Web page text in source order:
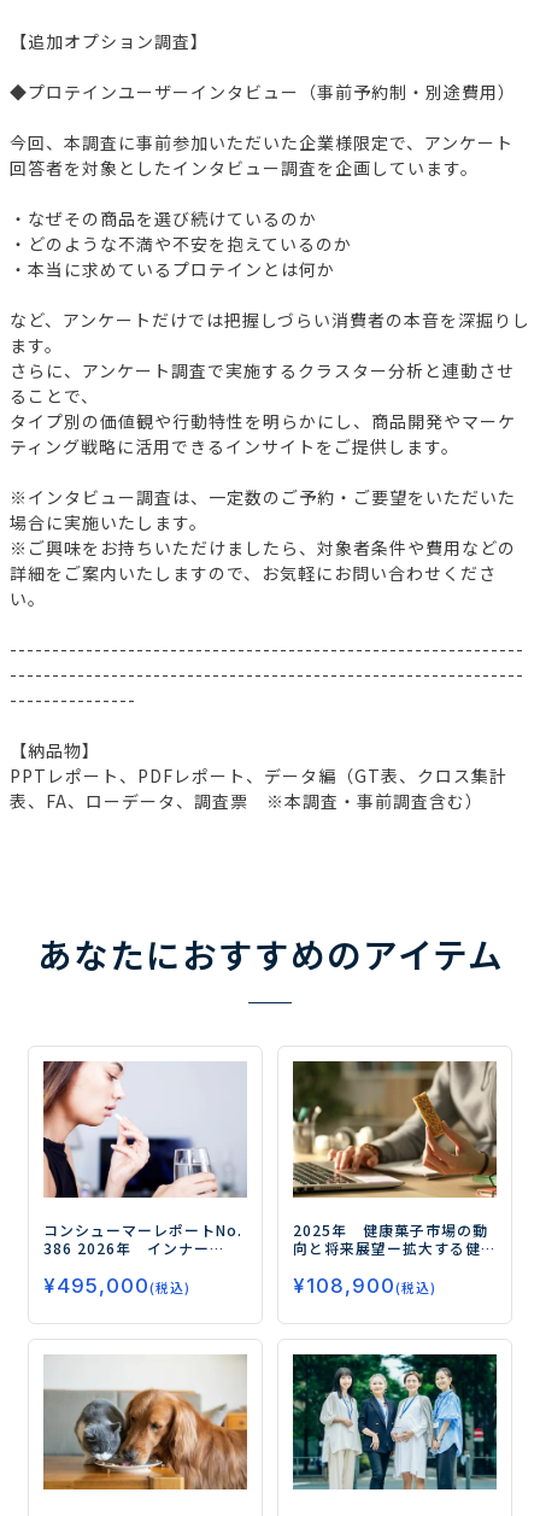
【追加オプション調査】
◆プロテインユーザーインタビュー（事前予約制・別途費用）
今回、本調査に事前参加いただいた企業様限定で、アンケート
回答者を対象としたインタビュー調査を企画しています。
・なぜその商品を選び続けているのか
・どのような不満や不安を抱えているのか
・本当に求めているプロテインとは何か
など、アンケートだけでは把握しづらい消費者の本音を深掘りし
ます。
さらに、アンケート調査で実施するクラスター分析と連動させ
ることで、
タイプ別の価値観や行動特性を明らかにし、商品開発やマーケ
ティング戦略に活用できるインサイトをご提供します。
※インタビュー調査は、一定数のご予約・ご要望をいただいた
場合に実施いたします。
※ご興味をお持ちいただけましたら、対象者条件や費用などの
詳細をご案内いたしますので、お気軽にお問い合わせくださ
い。
-------------------------------------------------------------
-------------------------------------------------------------
---------------
【納品物】
PPTレポート、PDFレポート、データ編（GT表、クロス集計
表、FA、ローデータ、調査票 ※本調査・事前調査含む）
あなたにおすすめのアイテム
コンシューマーレポートNo.
386 2026年 インナー
（第4弾）ー手軽化する摂取
行動と若年化する健康意
識ー
¥495,000(税込)
2025年 健康菓子市場の動
向と将来展望ー拡大する健
はー
¥108,900(税込)